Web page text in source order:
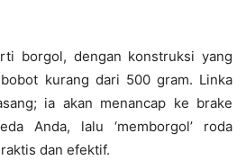
borgol, dengan konstruksi yang
kurang dari 500 gram. Linka
ia akan menancap ke brake
Anda, lalu ‘memborgol’ roda
dan efektif.